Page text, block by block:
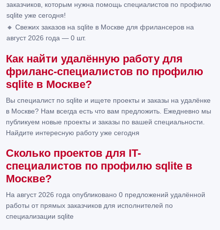
заказчиков, которым нужна помощь специалистов по профилю
sqlite уже сегодня!
🔸 Свежих заказов на sqlite в Москве для фрилансеров на
август 2026 года — 0 шт.
Как найти удалённую работу для
фриланс-специалистов по профилю
sqlite в Москве?
Вы специалист по sqlite и ищете проекты и заказы на удалёнке
в Москве? Нам всегда есть что вам предложить. Ежедневно мы
публикуем новые проекты и заказы по вашей специальности.
Найдите интересную работу уже сегодня
Сколько проектов для IT-
специалистов по профилю sqlite в
Москве?
На август 2026 года опубликовано 0 предложений удалённой
работы от прямых заказчиков для исполнителей по
специализации sqlite